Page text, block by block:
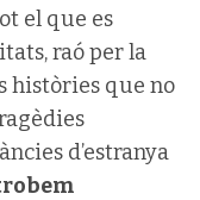
el que es
raó per la
històries que no
d’estranya